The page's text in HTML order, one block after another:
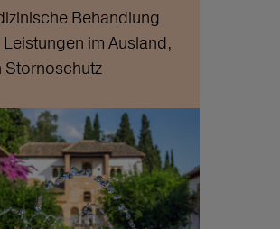
Behandlung
Leistungen im Ausland,
Stornoschutz